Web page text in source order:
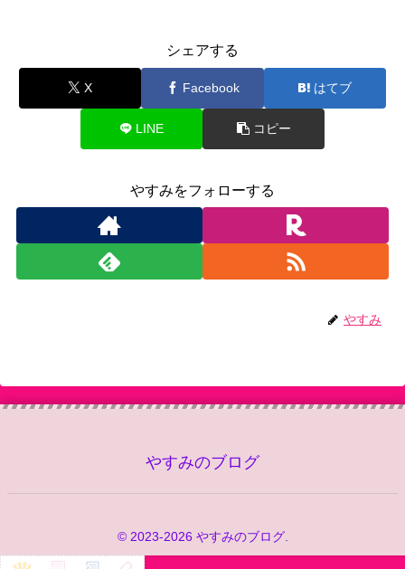
シェアする
X Facebook はてブ
LINE コピー
やすみをフォローする
やすみ
やすみのブログ
© 2023-2026 やすみのブログ.